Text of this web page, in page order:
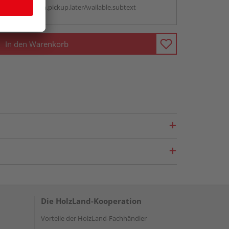
In den Warenkorb
Die HolzLand-Kooperation
Vorteile der HolzLand-Fachhändler